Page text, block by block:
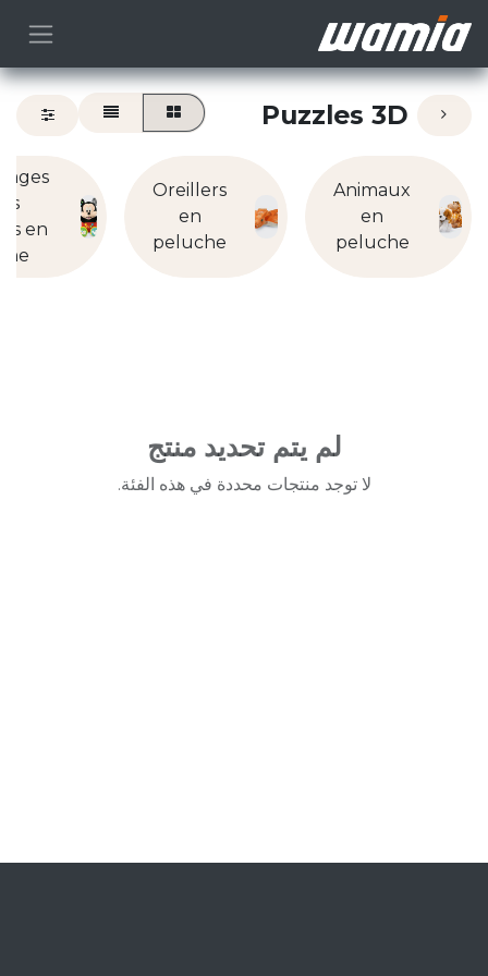
Puzzles 3D
Animaux
en
peluche
Oreillers
en
peluche
en
لم يتم تحديد منتج
لا توجد منتجات محددة في هذه الفئة.